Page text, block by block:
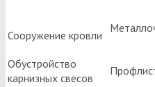
Сооружение кровли
Обустройство
карнизных свесов